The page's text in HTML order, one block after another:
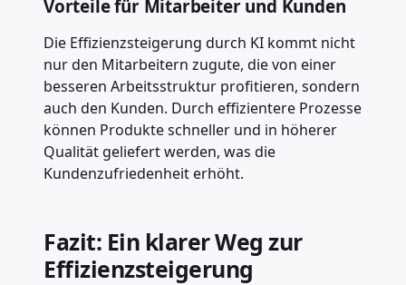
Vorteile für Mitarbeiter und Kunden
Die Effizienzsteigerung durch KI kommt nicht
nur den Mitarbeitern zugute, die von einer
besseren Arbeitsstruktur profitieren, sondern
auch den Kunden. Durch effizientere Prozesse
können Produkte schneller und in höherer
Qualität geliefert werden, was die
Kundenzufriedenheit erhöht.
Fazit: Ein klarer Weg zur
Effizienzsteigerung